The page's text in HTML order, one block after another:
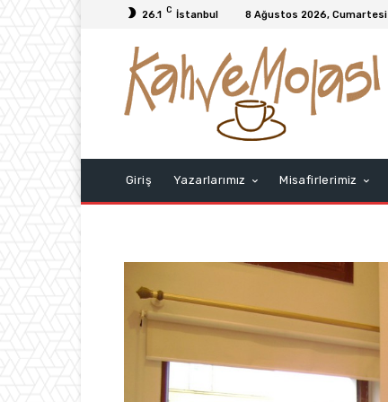
26.1 C İstanbul 8 Ağustos 2026, Cumartesi
Giriş Yazarlarımız Misafirlerimiz